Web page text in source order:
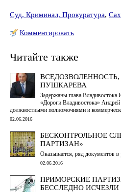
Суд, Криминал, Прокуратура,
Комментировать
Читайте также
ПУШКАРЕВА
Задержаны глава
«Дороги Владивостока»
должностными полномочиями и
02.06.2016
БЕСКОНТРОЛЬНОЕ
ПАРТИЗАН»
Оказывается, ряд документов
02.06.2016
ПРИМОРСКИЕ
БЕССЛЕДНО ИСЧЕЗЛИ